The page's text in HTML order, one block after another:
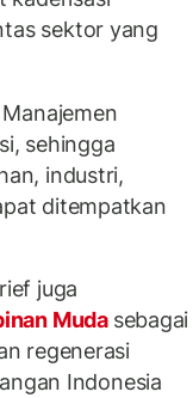
sektor yang
sehingga
industri,
ditempatkan
juga
Muda sebagai
regenerasi
Indonesia